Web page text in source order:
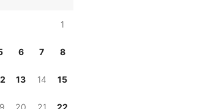
1
6 7 8
13 14 15
20 21 22